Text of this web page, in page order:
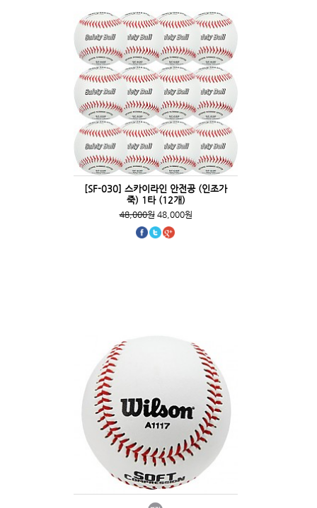
[SF-030] 스카이라인 안전공 (인조가
죽) 1타 (12개)
48,000원48,000원